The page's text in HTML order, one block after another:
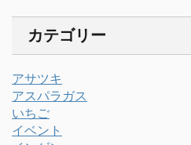
カテゴリー
アサツキ
アスパラガス
いちご
イベント